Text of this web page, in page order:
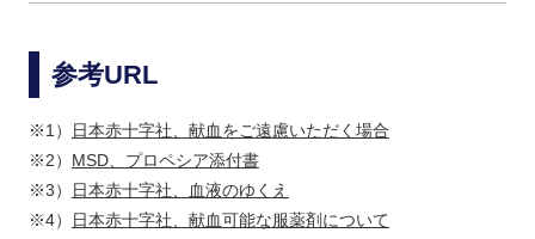
参考URL
※1）
日本赤十字社、献血をご遠慮いただく場合
※2） MSD、プロペシア添付書
※3）
日本赤十字社、血液のゆくえ
※4）
日本赤十字社、献血可能な服薬剤について